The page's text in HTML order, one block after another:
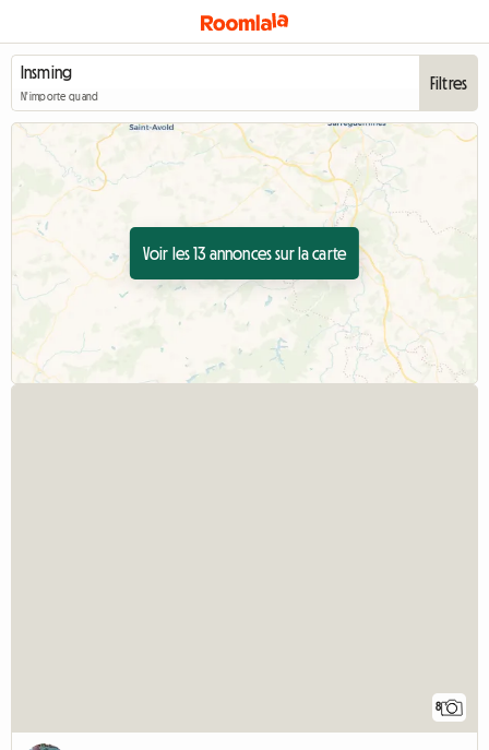
N'importe quand
Filtres
Voir les 13 annonces sur la carte
8